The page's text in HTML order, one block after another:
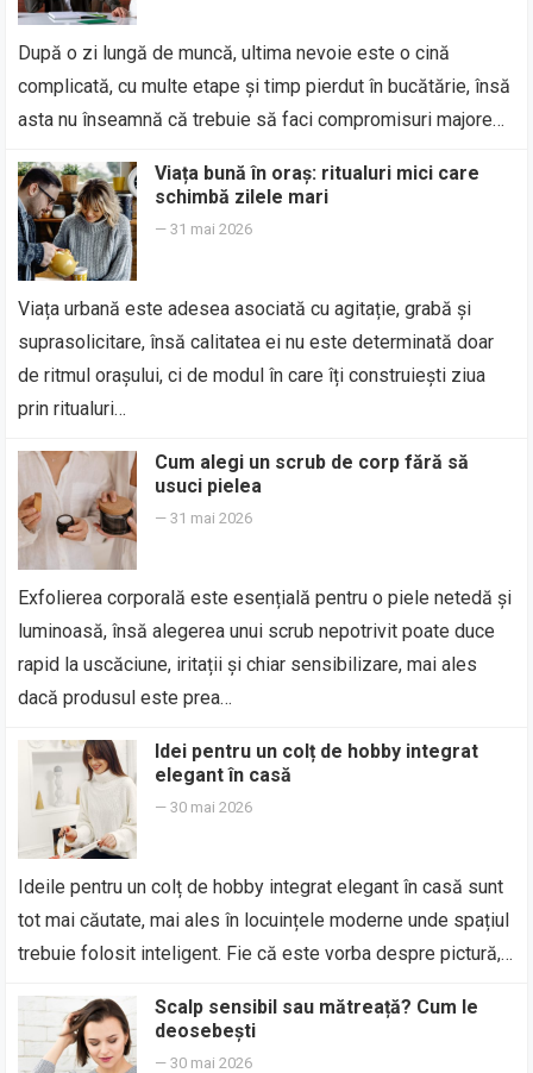
După o zi lungă de muncă, ultima nevoie este o cină
complicată, cu multe etape și timp pierdut în bucătărie, însă
asta nu înseamnă că trebuie să faci compromisuri majore…
Viața bună în oraș: ritualuri mici care
schimbă zilele mari
—31 mai 2026
Viața urbană este adesea asociată cu agitație, grabă și
suprasolicitare, însă calitatea ei nu este determinată doar
de ritmul orașului, ci de modul în care îți construiești ziua
prin ritualuri…
Cum alegi un scrub de corp fără să
usuci pielea
—31 mai 2026
Exfolierea corporală este esențială pentru o piele netedă și
luminoasă, însă alegerea unui scrub nepotrivit poate duce
rapid la uscăciune, iritații și chiar sensibilizare, mai ales
dacă produsul este prea…
Idei pentru un colț de hobby integrat
elegant în casă
—30 mai 2026
Ideile pentru un colț de hobby integrat elegant în casă sunt
tot mai căutate, mai ales în locuințele moderne unde spațiul
trebuie folosit inteligent. Fie că este vorba despre pictură,…
Scalp sensibil sau mătreață? Cum le
deosebești
—30 mai 2026